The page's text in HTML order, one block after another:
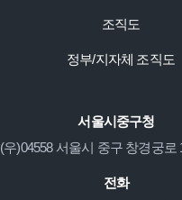
조직도
정부/지자체 조직도
서울시중구청
(우)04558 서울시 중구 창경궁로
전화